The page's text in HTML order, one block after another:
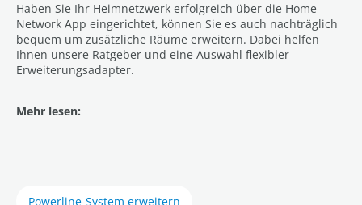
Haben Sie Ihr Heimnetzwerk erfolgreich über die Home
Network App eingerichtet, können Sie es auch nachträglich
bequem um zusätzliche Räume erweitern. Dabei helfen
Ihnen unsere Ratgeber und eine Auswahl flexibler
Erweiterungsadapter.
Mehr lesen:
Powerline-System erweitern